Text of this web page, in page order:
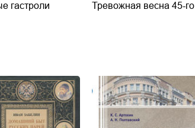
гастроли Тревожная весна 45-го